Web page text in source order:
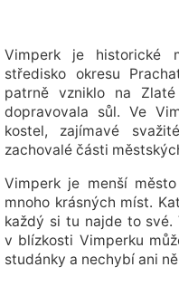
Vimperk je historické
středisko okresu
patrně vzniklo na
dopravovala sůl. Ve
kostel, zajímavé
zachovalé části
Vimperk je menší
mnoho krásných míst.
každý si tu najde to své.
v blízkosti Vimperku
studánky a nechybí ani